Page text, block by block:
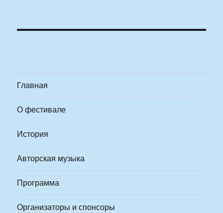
Главная
О фестивале
История
Авторская музыка
Программа
Организаторы и спонсоры